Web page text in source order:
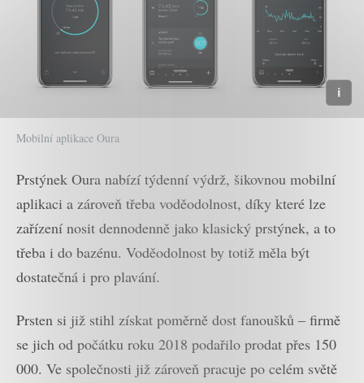
Mobilní aplikace Oura
Prstýnek Oura nabízí týdenní výdrž, šikovnou mobilní
aplikaci a zároveň třeba voděodolnost, díky které lze
zařízení nosit dennodenně jako klasický prstýnek, a to
třeba i do bazénu. Voděodolnost by totiž měla být
dostatečná i pro plavání.
Prsten si již stihl získat poměrně dost fanoušků – firmě
se jich od počátku roku 2018 podařilo prodat přes 150
000. Ve společnosti již zároveň pracuje po celém světě